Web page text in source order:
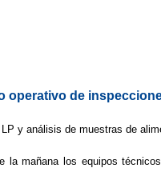
operativo de
y análisis de muestras de
la mañana los equipos